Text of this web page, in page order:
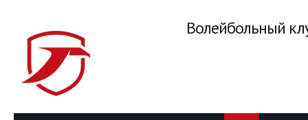
Волейбольный